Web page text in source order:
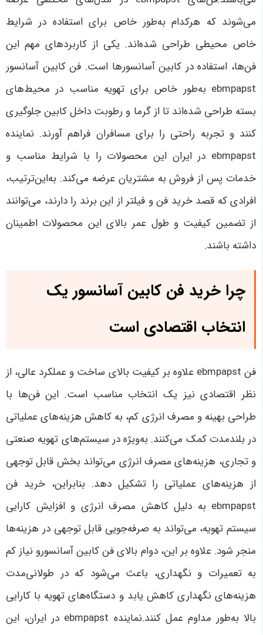
می‌شوند که هرکدام به‌طور خاص برای استفاده در شرایط
خاص محیطی طراحی شده‌اند. یکی از کاربردهای مهم این
فن‌ها، استفاده در کابین آسانسورها است. فن کابین آسانسور
ebmpapst به‌طور خاص برای تهویه مناسب در محیط‌های
بسته طراحی شده‌اند تا از گرما و رطوبت داخل کابین جلوگیری
کنند و تجربه راحتی را برای مسافران فراهم آورند. نماینده
ebmpapst در ایران این محصولات را با شرایط مناسب و
خدمات پس از فروش به مشتریان عرضه می‌کند. به‌این‌ترتیب،
افرادی که قصد خرید فن و فیلتر از این برند را دارند، می‌توانند
از تضمین کیفیت و طول عمر بالای این محصولات اطمینان
داشته باشند.
چرا خرید فن کابین آسانسور یک
انتخاب اقتصادی است
فن ebmpapst علاوه بر کیفیت بالای ساخت و عملکرد عالی، از
نظر اقتصادی نیز یک انتخاب مناسب است. این فن‌ها با
طراحی بهینه و مصرف انرژی کم، به کاهش هزینه‌های عملیاتی
در بلندمدت کمک می‌کنند. به‌ویژه در سیستم‌های تهویه صنعتی
و تجاری، هزینه‌های مصرف انرژی می‌تواند بخش قابل توجهی
از هزینه‌های عملیاتی را تشکیل دهد. بنابراین، خرید فن
ebmpapst به دلیل کاهش مصرف انرژی و افزایش کارایی
سیستم تهویه، می‌تواند به صرفه‌جویی قابل توجهی در هزینه‌ها
منجر شود. علاوه بر این، دوام بالایفن کابین آسانسورو نیاز کم
به تعمیرات و نگهداری، باعث می‌شود که در طولانی‌مدت
هزینه‌های نگهداری کاهش یابد و دستگاه‌های تهویه با کارایی
بالا به‌طور مداوم عمل کنند.نماینده ebmpapst در ایران، این